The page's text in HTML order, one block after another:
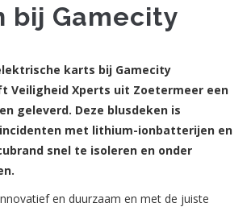
bij Gamecity
karts bij Gamecity
Veiligheid Xperts uit Zoetermeer een
geleverd. Deze blusdeken is
met lithium-ionbatterijen en
snel te isoleren en onder
en duurzaam en met de juiste